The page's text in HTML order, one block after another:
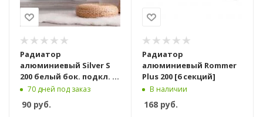
Радиатор
алюминиевый Silver S
200 белый бок. подкл. [1
секция]
70 дней под заказ
90 руб.
Радиатор
алюминиевый Rommer
Plus 200 [6 секций]
В наличии
168 руб.